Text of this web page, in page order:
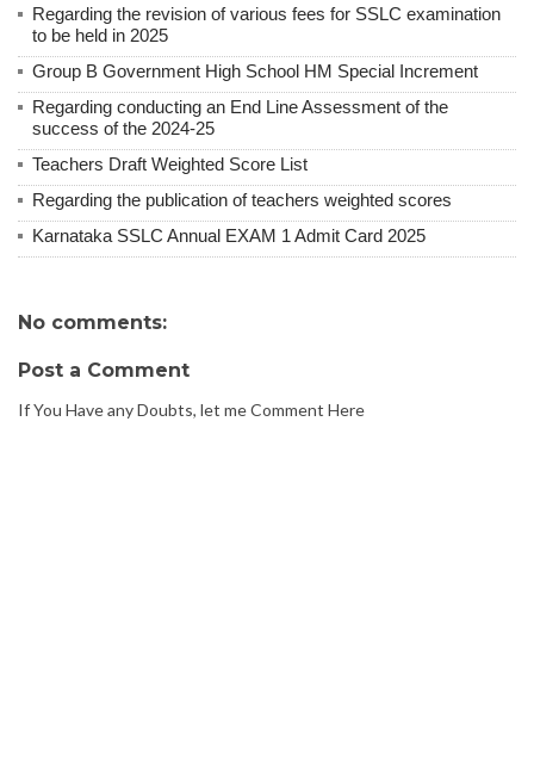
Regarding the revision of various fees for SSLC examination
to be held in 2025
Group B Government High School HM Special Increment
Regarding conducting an End Line Assessment of the
success of the 2024-25
Teachers Draft Weighted Score List
Regarding the publication of teachers weighted scores
Karnataka SSLC Annual EXAM 1 Admit Card 2025
No comments:
Post a Comment
If You Have any Doubts, let me Comment Here